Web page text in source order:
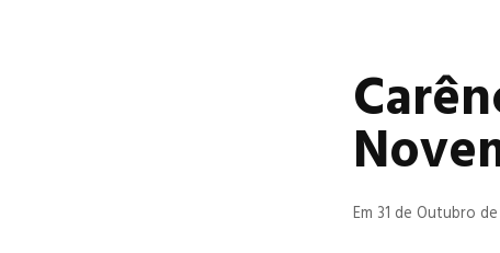
Em 31 de Outubro